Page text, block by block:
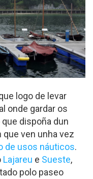
logo de levar
onde gardar os
dispoña dun
que ven unha vez
de usos náuticos.
Lajareu e Sueste,
polo paseo